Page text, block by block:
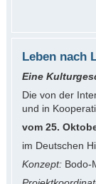
Leben nach
Eine
Die von der
und in
vom 25.
im Deutschen
Konzept:Bodo-